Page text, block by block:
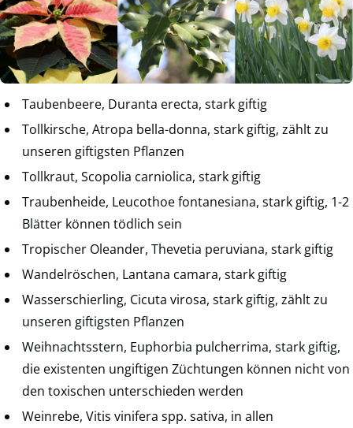
Taubenbeere, Duranta erecta, stark giftig
Tollkirsche, Atropa bella-donna, stark giftig, zählt zu
unseren giftigsten Pflanzen
Tollkraut, Scopolia carniolica, stark giftig
Traubenheide, Leucothoe fontanesiana, stark giftig, 1-2
Blätter können tödlich sein
Tropischer Oleander, Thevetia peruviana, stark giftig
Wandelröschen, Lantana camara, stark giftig
Wasserschierling, Cicuta virosa, stark giftig, zählt zu
unseren giftigsten Pflanzen
Weihnachtsstern, Euphorbia pulcherrima, stark giftig,
die existenten ungiftigen Züchtungen können nicht von
den toxischen unterschieden werden
Weinrebe, Vitis vinifera spp. sativa, in allen